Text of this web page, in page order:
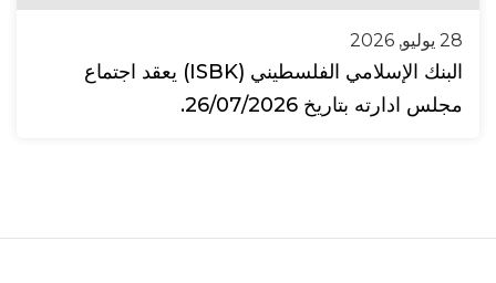
28 يوليو, 2026
البنك الإسلامي الفلسطيني (ISBK) يعقد اجتماع
مجلس ادارته بتاريخ 26/07/2026.